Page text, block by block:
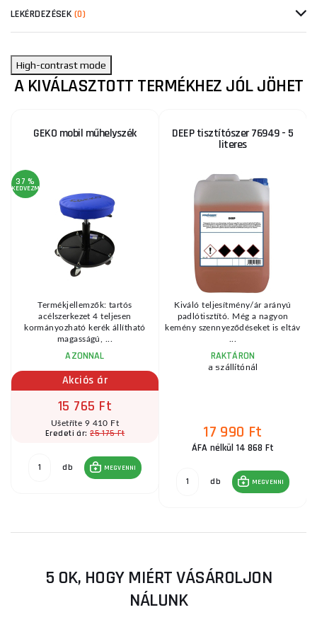
LEKÉRDEZÉSEK (0)
High-contrast mode
A KIVÁLASZTOTT TERMÉKHEZ JÓL JÖHET
GEKO mobil műhelyszék
37 %
KEDVEZMÉNY
Termékjellemzők: tartós
acélszerkezet 4 teljesen
kormányozható kerék állítható
magasságú, ...
AZONNAL
Akciós ár
15 765 Ft
Ušetříte 9 410 Ft
Eredeti ár:25 175 Ft
db MEGVENNI
DEEP tisztítószer 76949 - 5
literes
Kiváló teljesítmény/ár arányú
padlótisztító. Még a nagyon
kemény szennyeződéseket is eltáv
RAKTÁRON
a szállítónál
17 990 Ft
ÁFA nélkül 14 868 Ft
db MEGVENNI
5 OK, HOGY MIÉRT VÁSÁROLJON
NÁLUNK